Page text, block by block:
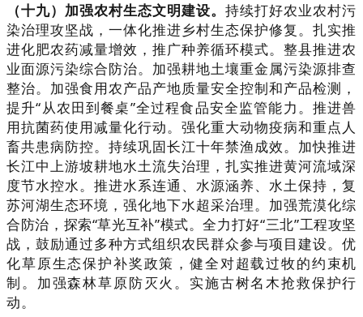
（十九）加强农村生态文明建设。持续打好农业农村污
染治理攻坚战，一体化推进乡村生态保护修复。扎实推
进化肥农药减量增效，推广种养循环模式。整县推进农
业面源污染综合防治。加强耕地土壤重金属污染源排查
整治。加强食用农产品产地质量安全控制和产品检测，
提升“从农田到餐桌”全过程食品安全监管能力。推进兽
用抗菌药使用减量化行动。强化重大动物疫病和重点人
畜共患病防控。持续巩固长江十年禁渔成效。加快推进
长江中上游坡耕地水土流失治理，扎实推进黄河流域深
度节水控水。推进水系连通、水源涵养、水土保持，复
苏河湖生态环境，强化地下水超采治理。加强荒漠化综
合防治，探索“草光互补”模式。全力打好“三北”工程攻坚
战，鼓励通过多种方式组织农民群众参与项目建设。优
化草原生态保护补奖政策，健全对超载过牧的约束机
制。加强森林草原防灭火。实施古树名木抢救保护行
动。